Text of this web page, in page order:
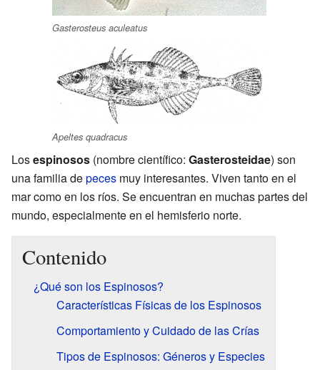
Gasterosteus aculeatus
Apeltes quadracus
Losespinosos (nombre científico: Gasterosteidae) son
una familia depeces muy interesantes. Viven tanto en el
mar como en los ríos. Se encuentran en muchas partes del
mundo, especialmente en el hemisferio norte.
Contenido
¿Qué son los Espinosos?
Características Físicas de los Espinosos
Comportamiento y Cuidado de las Crías
Tipos de Espinosos: Géneros y Especies